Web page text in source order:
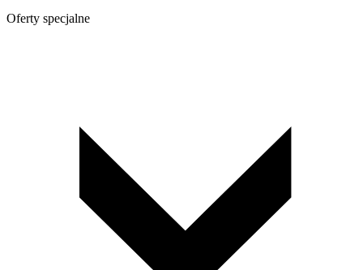
Oferty specjalne